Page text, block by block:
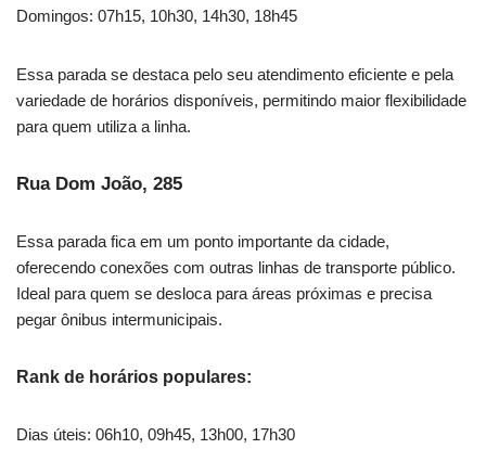
Domingos: 07h15, 10h30, 14h30, 18h45
Essa parada se destaca pelo seu atendimento eficiente e pela
variedade de horários disponíveis, permitindo maior flexibilidade
para quem utiliza a linha.
Rua Dom João, 285
Essa parada fica em um ponto importante da cidade,
oferecendo conexões com outras linhas de transporte público.
Ideal para quem se desloca para áreas próximas e precisa
pegar ônibus intermunicipais.
Rank de horários populares:
Dias úteis: 06h10, 09h45, 13h00, 17h30